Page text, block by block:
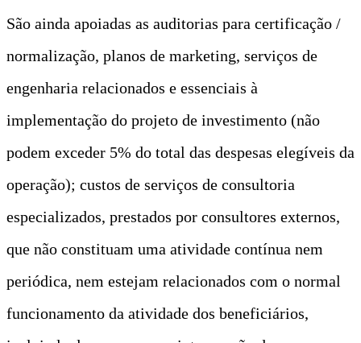
São ainda apoiadas as auditorias para certificação /
normalização, planos de marketing, serviços de
engenharia relacionados e essenciais à
implementação do projeto de investimento (não
podem exceder 5% do total das despesas elegíveis da
operação); custos de serviços de consultoria
especializados, prestados por consultores externos,
que não constituam uma atividade contínua nem
periódica, nem estejam relacionados com o normal
funcionamento da atividade dos beneficiários,